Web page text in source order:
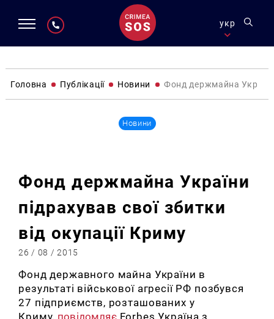
укр
Головна Публікації Новини Фонд держмайна України
Новини
Фонд держмайна України
підрахував свої збитки
від окупації Криму
26 / 08 / 2015
Фонд державного майна України в
результаті військової агресії РФ позбувся
27 підприємств, розташованих у